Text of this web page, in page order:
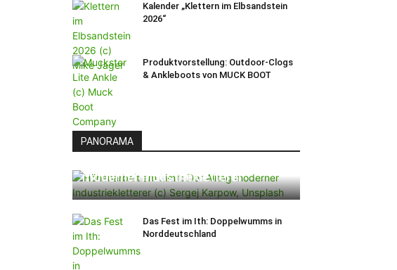
Kalender „Klettern im Elbsandstein
2026“
Produktvorstellung: Outdoor-Clogs
& Ankleboots von MUCK BOOT
PANORAMA
moderner Industriekletterer
Das Fest im Ith: Doppelwumms in
Norddeutschland